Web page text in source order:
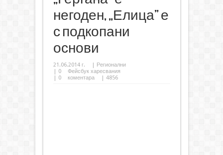
негоден, „Елица” е
с подкопани
основи
21.06.2014 г. | Регионални
| 0
Фейсбук харесвания
| 0 коментара | 4856